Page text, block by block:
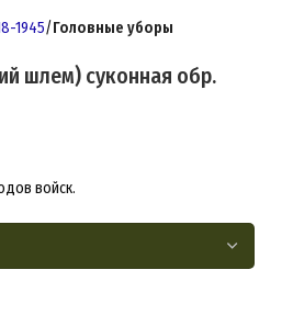
1945 Головные уборы
шлем) суконная обр.
войск.